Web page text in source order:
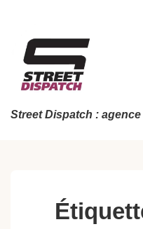
contenu
principal
Street Dispatch :